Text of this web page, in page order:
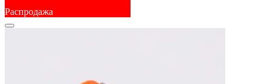
Распродажа